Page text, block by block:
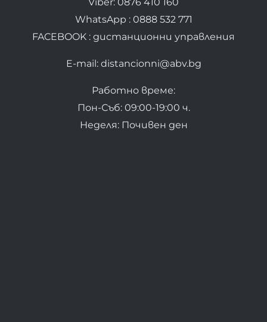
WhatsApp : 0888 532 771
FACEBOOK : дистанционни управления
E-mail: distancionni@abv.bg
Работно време:
Пон-Съб: 09:00-19:00 ч.
Неделя: Почивен ден